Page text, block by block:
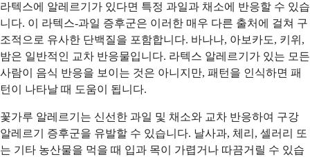
라텍스에 알레르기가 있다면 특정 과일과 채소에 반응할 수 있습
니다. 이 라텍스-과일 증후군은 이러한 매우 다른 출처에 걸쳐 구
조적으로 유사한 단백질을 포함합니다. 바나나, 아보카도, 키위,
밤은 일반적인 교차 반응물입니다. 라텍스 알레르기가 있는 모든
사람이 음식 반응을 보이는 것은 아니지만, 패턴을 인식하면 패
턴이 나타날 때 도움이 됩니다.
꽃가루 알레르기는 신선한 과일 및 채소와 교차 반응하여 구강
알레르기 증후군을 유발할 수 있습니다. 날사과, 체리, 셀러리 또
는 기타 농산물을 먹을 때 입과 목이 가렵거나 따끔거릴 수 있습